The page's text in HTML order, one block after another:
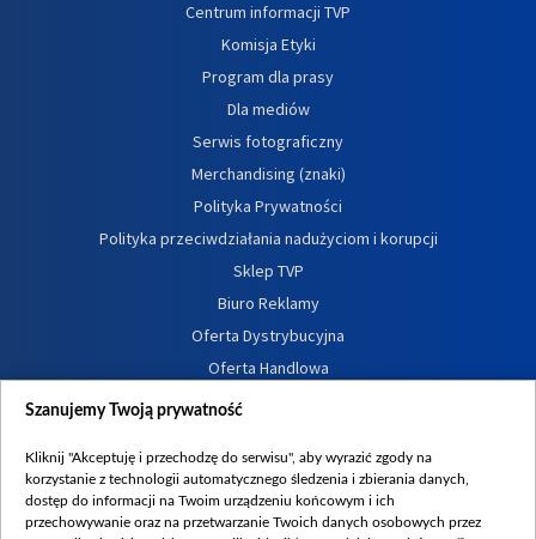
Centrum informacji TVP
Komisja Etyki
Program dla prasy
Dla mediów
Serwis fotograficzny
Merchandising (znaki)
Polityka Prywatności
Polityka przeciwdziałania nadużyciom i korupcji
Sklep TVP
Biuro Reklamy
Oferta Dystrybucyjna
Oferta Handlowa
Dostępność
Procedura zgłoszeń wewnętrznych
Szanujemy Twoją prywatność
Kliknij "Akceptuję i przechodzę do serwisu", aby wyrazić zgody na
korzystanie z technologii automatycznego śledzenia i zbierania danych,
dostęp do informacji na Twoim urządzeniu końcowym i ich
przechowywanie oraz na przetwarzanie Twoich danych osobowych przez